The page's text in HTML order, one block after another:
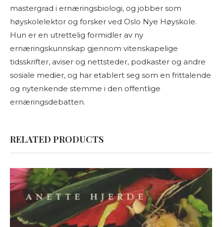
mastergrad i ernæringsbiologi, og jobber som
høyskolelektor og forsker ved Oslo Nye Høyskole.
Hun er en utrettelig formidler av ny
ernæringskunnskap gjennom vitenskapelige
tidsskrifter, aviser og nettsteder, podkaster og andre
sosiale medier, og har etablert seg som en frittalende
og nytenkende stemme i den offentlige
ernæringsdebatten.
RELATED PRODUCTS